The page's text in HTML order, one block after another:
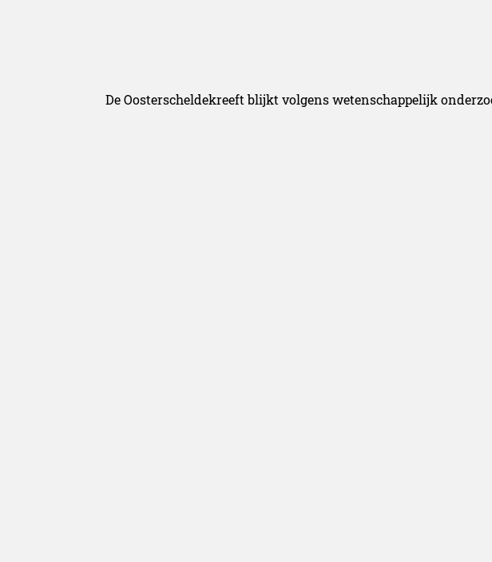
De Oosterscheldekreeft blijkt volgens wetenschappelijk